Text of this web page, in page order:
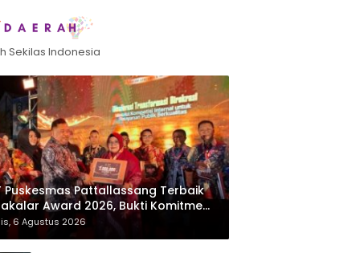
Sekilas Indonesia
Puskesmas Pattallassang Terbaik
Award 2026, Bukti Komitmen
Pelayanan Kesehatan
6 Agustus 2026